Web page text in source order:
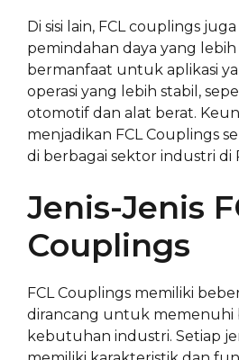
Di sisi lain, FCL couplings
pemindahan daya yang lebih
bermanfaat untuk aplikasi
operasi yang lebih stabil,
otomotif dan alat berat.
menjadikan FCL Couplings
di berbagai sektor industri di
Jenis-Jenis
Couplings
FCL Couplings memiliki
dirancang untuk memenuhi
kebutuhan industri. Setiap